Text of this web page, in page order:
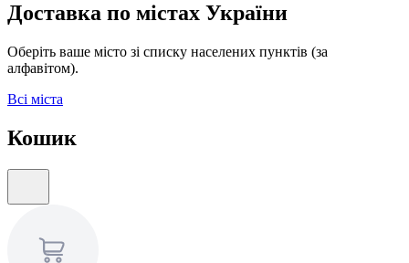
Доставка по містах України
Оберіть ваше місто зі списку населених пунктів (за
алфавітом).
Всі міста
Кошик